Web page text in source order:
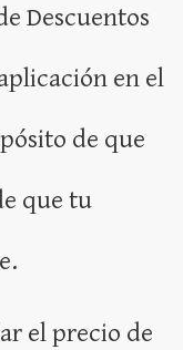
Descuentos
en el
de que
que tu
el precio de